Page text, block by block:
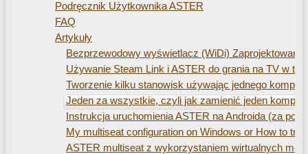
Podręcznik Użytkownika ASTER
FAQ
Artykuły
Bezprzewodowy wyświetlacz (WiDi)
Używanie Steam Link i ASTER do grania na TV w tle
Tworzenie kilku stanowisk używając jednego
Jeden za wszystkie, czyli jak zamienić jeden
Instrukcja uruchomienia ASTER na Androida (za
My multiseat configuration on Windows or How to
ASTER multiseat z wykorzystaniem wirtualnych